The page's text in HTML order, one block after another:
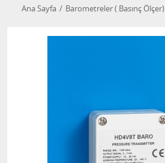
Ana Sayfa Barometreler ( Basınç Ölçer)